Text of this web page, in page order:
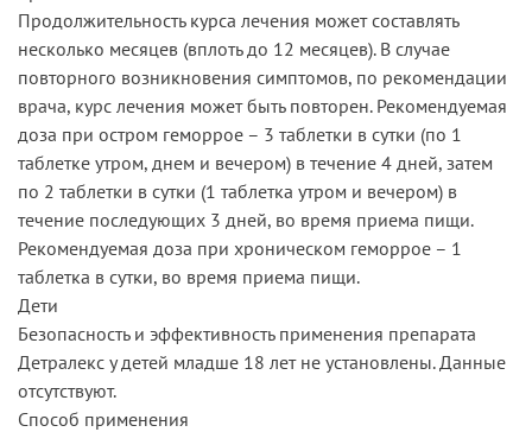
Продолжительность курса лечения может составлять
несколько месяцев (вплоть до 12 месяцев). В случае
повторного возникновения симптомов, по рекомендации
врача, курс лечения может быть повторен. Рекомендуемая
доза при остром геморрое – 3 таблетки в сутки (по 1
таблетке утром, днем и вечером) в течение 4 дней, затем
по 2 таблетки в сутки (1 таблетка утром и вечером) в
течение последующих 3 дней, во время приема пищи.
Рекомендуемая доза при хроническом геморрое – 1
таблетка в сутки, во время приема пищи.
Дети
Безопасность и эффективность применения препарата
Детралекс у детей младше 18 лет не установлены. Данные
отсутствуют.
Способ применения